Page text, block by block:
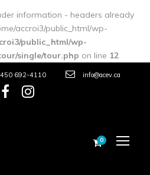
information - headers already
accroi3/public_html/wp-
public_html/wp-
single/tour.php on line 12
450 692-4110 info@acev.ca
0